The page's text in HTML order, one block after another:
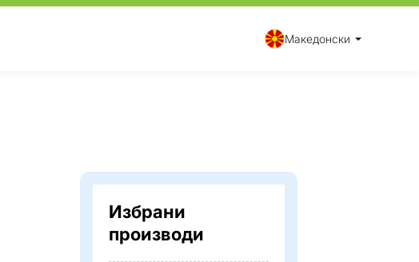
Македонски
Избрани
производи